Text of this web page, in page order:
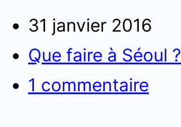
31 janvier 2016
Que faire à Séoul ?
1 commentaire